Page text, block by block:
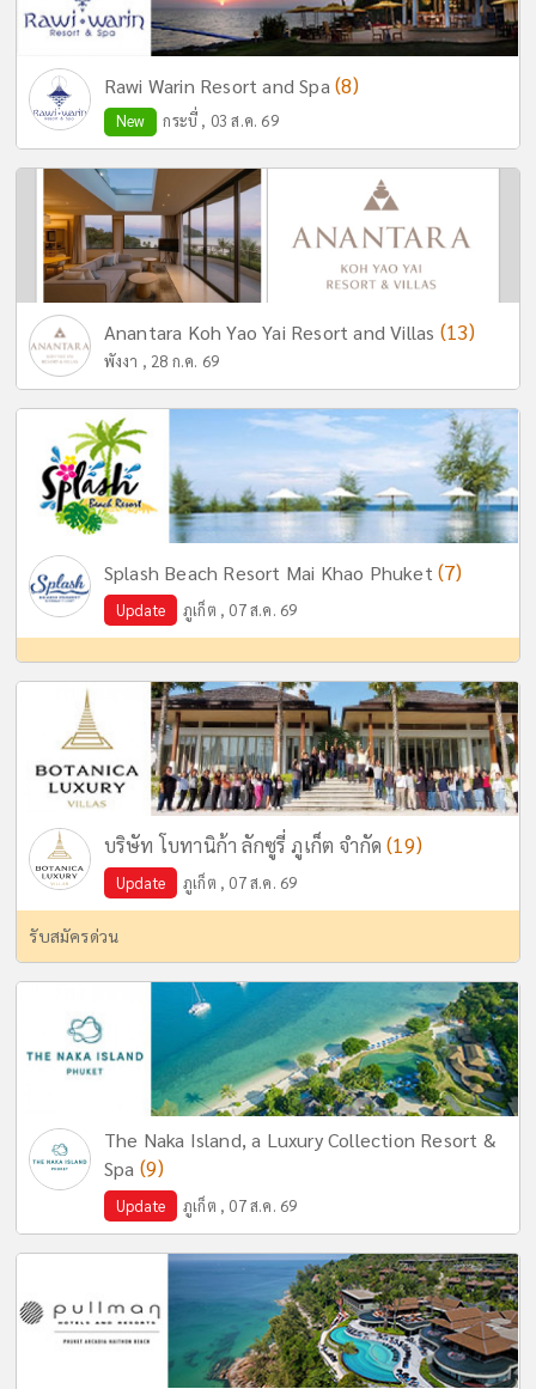
Rawi Warin Resort and Spa (8)
New กระบี่ , 03 ส.ค. 69
Anantara Koh Yao Yai Resort and Villas (13)
พังงา , 28 ก.ค. 69
Splash Beach Resort Mai Khao Phuket (7)
Update ภูเก็ต , 07 ส.ค. 69
บริษัท โบทานิก้า ลักซูรี่ ภูเก็ต จำกัด(19)
Update ภูเก็ต , 07 ส.ค. 69
รับสมัครด่วน
The Naka Island, a Luxury Collection Resort &
Spa (9)
Update ภูเก็ต , 07 ส.ค. 69